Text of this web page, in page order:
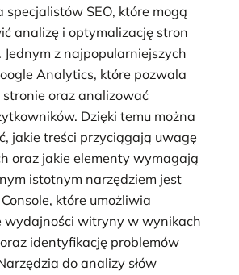
specjalistów SEO, które mogą
analizę i optymalizację stron
z najpopularniejszych
Analytics, które pozwala
stronie oraz analizować
Dzięki temu można
jakie treści przyciągają uwagę
oraz jakie elementy wymagają
istotnym narzędziem jest
które umożliwia
wydajności witryny w wynikach
identyfikację problemów
do analizy słów